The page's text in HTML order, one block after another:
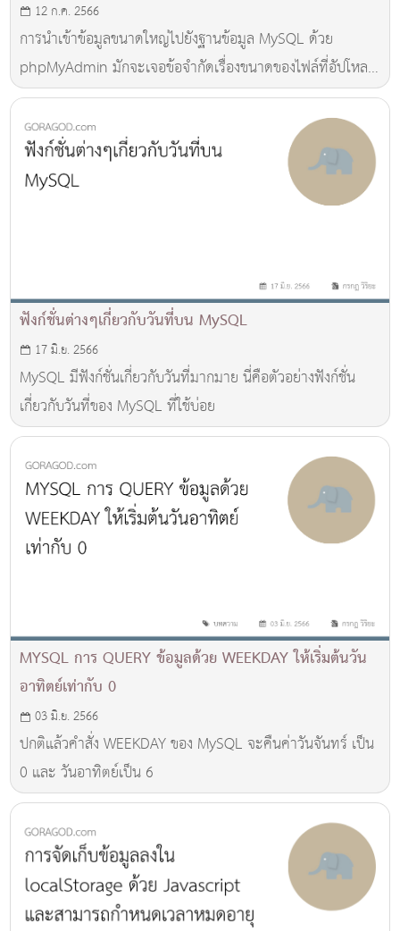
12 ก.ค. 2566
การนำเข้าข้อมูลขนาดใหญ่ไปยังฐานข้อมูล MySQL ด้วย
phpMyAdmin มักจะเจอข้อจำกัดเรื่องขนาดของไฟล์ที่อัปโหลด
ไปบน Server ทำให้การนำเข้าข้อมูลขนาดใหญ่มักจะไม่สำเร็จ
ฟังก์ชั่นต่างๆเกี่ยวกับวันที่บน MySQL
17 มิ.ย. 2566
MySQL มีฟังก์ชั่นเกี่ยวกับวันที่มากมาย นี่คือตัวอย่างฟังก์ชั่น
เกี่ยวกับวันที่ของ MySQL ที่ใช้บ่อย
MYSQL การ QUERY ข้อมูลด้วย WEEKDAY ให้เริ่มต้นวัน
อาทิตย์เท่ากับ 0
03 มิ.ย. 2566
ปกติแล้วคำสั่ง WEEKDAY ของ MySQL จะคืนค่าวันจันทร์ เป็น
0 และ วันอาทิตย์เป็น 6